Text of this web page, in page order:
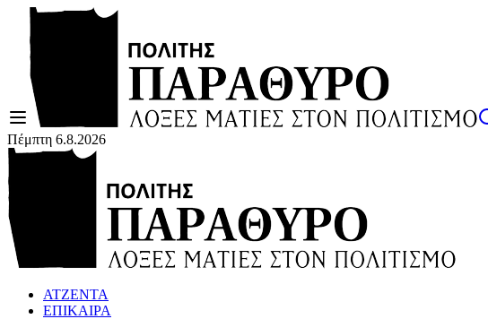
Πέμπτη 6.8.2026
ΑΤΖΕΝΤΑ
ΕΠΙΚΑΙΡΑ